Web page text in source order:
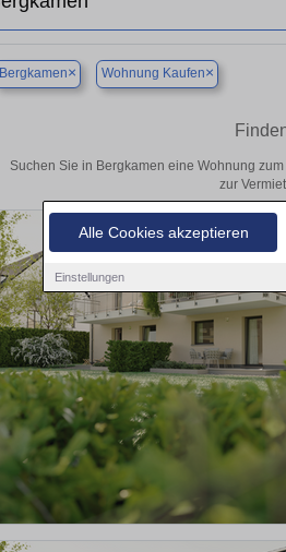
Alle Cookies akzeptieren
Einstellungen
Bergkamen× Wohnung Kaufen×
Suchen Sie in Bergkamen eine Wohnung
zur